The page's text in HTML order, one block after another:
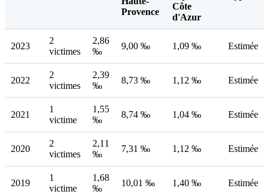
Provence
Côte
d'Azur
2023
2
victimes
2,86
‰
9,00 ‰ 1,09 ‰ Estimée
2022
2
victimes
2,39
‰
8,73 ‰ 1,12 ‰ Estimée
2021
1
victime
1,55
‰
8,74 ‰ 1,04 ‰ Estimée
2020
2
victimes
2,11
‰
7,31 ‰ 1,12 ‰ Estimée
2019
1
victime
1,68
‰
10,01 ‰ 1,40 ‰ Estimée